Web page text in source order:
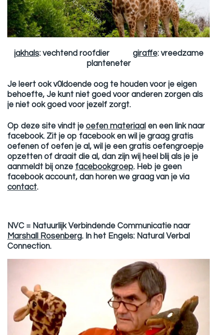
jakhals: vechtend roofdier giraffe: vreedzame
planteneter
Je leert ook v0ldoende oog te houden voor je eigen
behoefte, Je kunt niet goed voor anderen zorgen als
je niet ook goed voor jezelf zorgt.
Op deze site vindt je oefen materiaal en een link naar
facebook. Zit je op facebook en wil je graag gratis
oefenen of oefen je al, wil je een gratis oefengroepje
opzetten of draait die al, dan zijn wij heel blij als je je
aanmeldt bij onze facebookgroep. Heb je geen
facebook account, dan horen we graag van je via
contact.
NVC = Natuurlijk Verbindende Communicatie naar
Marshall Rosenberg. In het Engels: Natural Verbal
Connection.